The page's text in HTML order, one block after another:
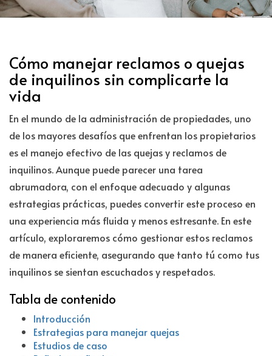
Cómo manejar reclamos o quejas
de inquilinos sin complicarte la
vida
En el mundo de la administración de propiedades, uno
de los mayores desafíos que enfrentan los propietarios
es el manejo efectivo de las quejas y reclamos de
inquilinos. Aunque puede parecer una tarea
abrumadora, con el enfoque adecuado y algunas
estrategias prácticas, puedes convertir este proceso en
una experiencia más fluida y menos estresante. En este
artículo, exploraremos cómo gestionar estos reclamos
de manera eficiente, asegurando que tanto tú como tus
inquilinos se sientan escuchados y respetados.
Tabla de contenido
Introducción
Estrategias para manejar quejas
Estudios de caso